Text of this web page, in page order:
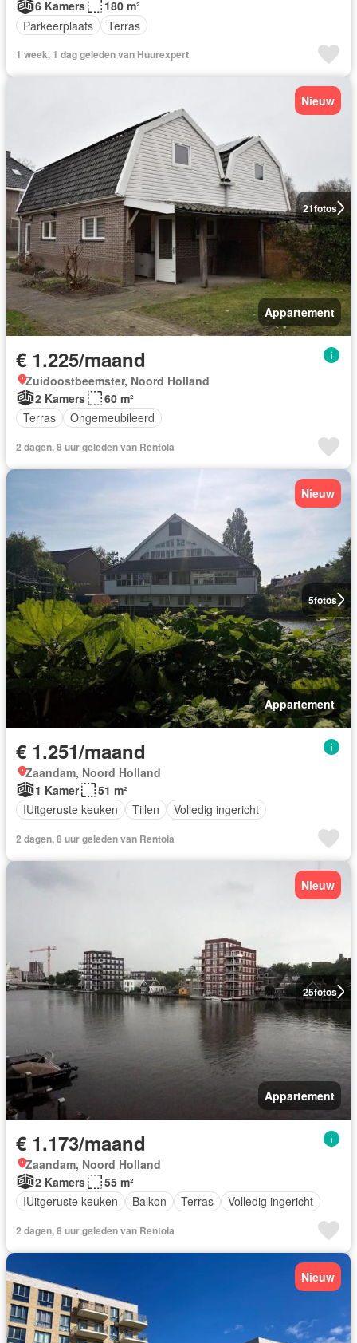
6 Kamers
180 m²
Parkeerplaats
Terras
1 week, 1 dag geleden van Huurexpert
21fotos
Nieuw
Appartement
€ 1.225/maand
Zuidoostbeemster, Noord Holland
2 Kamers
60 m²
Terras
Ongemeubileerd
2 dagen, 8 uur geleden van Rentola
5fotos
Nieuw
Appartement
€ 1.251/maand
Zaandam, Noord Holland
1 Kamer
51 m²
IUitgeruste keuken
Tillen Volledig ingericht
2 dagen, 8 uur geleden van Rentola
25fotos
Nieuw
Appartement
€ 1.173/maand
Zaandam, Noord Holland
2 Kamers
55 m²
IUitgeruste keuken
Balkon Terras Volledig ingericht
2 dagen, 8 uur geleden van Rentola
Nieuw